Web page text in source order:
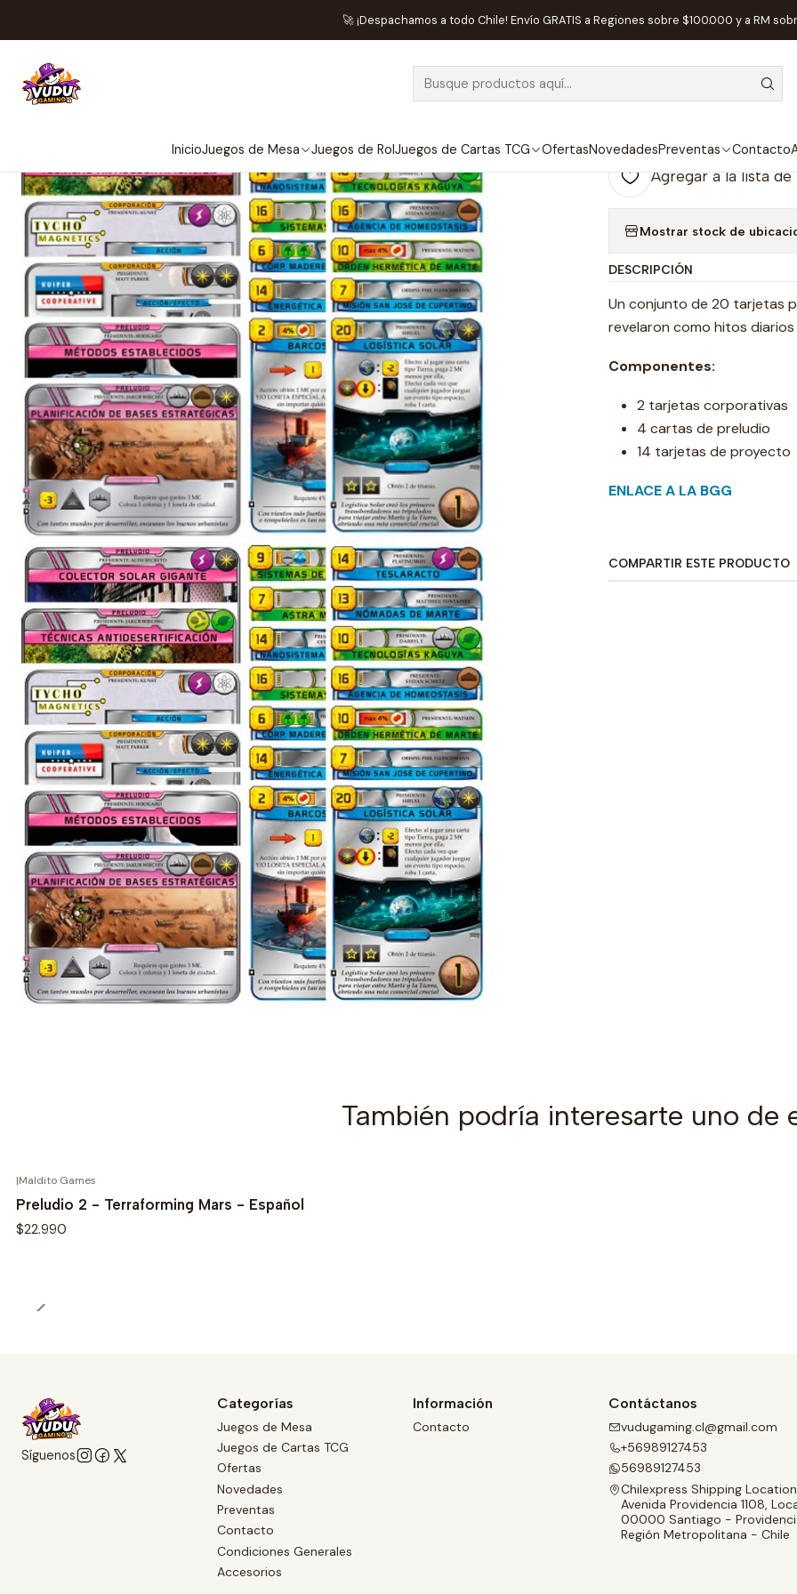
InicioJuegos de Mesa Juegos de RolJuegos de Cartas TCG OfertasNovedadesPreventas Contacto
🚀 ¡Despachamos a todo Chile! Envío GRATIS a Regiones sobre $100.000 y a RM
Juegos de Mesa Editorial Maldito Games KS promos - Preludio 2 -
AGOTADO
KS promos -
Agregar a la lista
Mostrar stock de
DESCRIPCIÓN
Un conjunto de 20 tarjetas
revelaron como hitos
Componentes:
2 tarjetas corporativas
4 cartas de preludio
14 tarjetas de proyecto
ENLACE A LA BGG
COMPARTIR ESTE PRODUCTO
También podría interesarte uno de
|Maldito Games
Preludio 2 - Terraforming Mars - Español
$22.990
Síguenos
Categorías
Juegos de Mesa
Juegos de Cartas TCG
Ofertas
Novedades
Preventas
Contacto
Condiciones Generales
Accesorios
Información
Contacto
Contáctanos
vudugaming.cl@gmail.com
+56989127453
56989127453
Chilexpress Shipping Location
Avenida Providencia 1108,
00000 Santiago -
Región Metropolitana - Chile